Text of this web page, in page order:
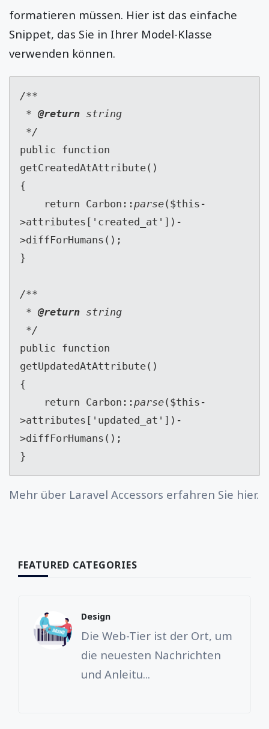
formatieren müssen. Hier ist das einfache
Snippet, das Sie in Ihrer Model-Klasse
verwenden können.
/**
* @return string
public function
getCreatedAtAttribute()
{
    return Carbon::
parse($this-
>attributes['created_at'])-
>diffForHumans();
}
/**
* @return string
public function
getUpdatedAtAttribute()
{
    return Carbon::
parse($this-
>attributes['updated_at'])-
>diffForHumans();
}
Mehr über Laravel Accessors erfahren Sie hier.
FEATURED CATEGORIES
Design
Die Web-Tier ist der Ort, um
die neuesten Nachrichten
und Anleitu...